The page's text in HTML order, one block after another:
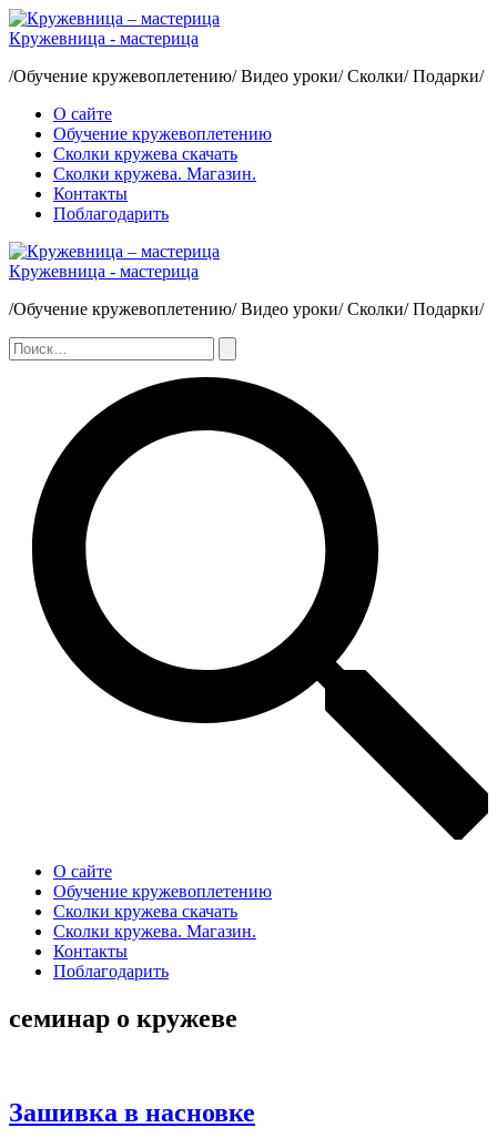
Перейти
к
Кружевница - мастерица
/Обучение кружевоплетению/ Видео уроки/ Сколки/ Подарки/
О сайте
Обучение кружевоплетению
Сколки кружева скачать
Сколки кружева. Магазин.
Контакты
Поблагодарить
Кружевница - мастерица
/Обучение кружевоплетению/ Видео уроки/ Сколки/ Подарки/
Поиск:
О сайте
Обучение кружевоплетению
Сколки кружева скачать
Сколки кружева. Магазин.
Контакты
Поблагодарить
семинар о кружеве
Зашивка в насновке